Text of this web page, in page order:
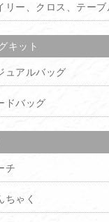
リー、クロス、テー
キット
ュアルバッグ
ドバッグ
チ
ちゃく